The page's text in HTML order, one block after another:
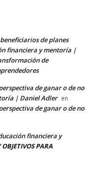
de planes
financiera y mentoría |
de
de ganar o de no
| Daniel Adler en
de ganar o de no
financiera y
OBJETIVOS PARA